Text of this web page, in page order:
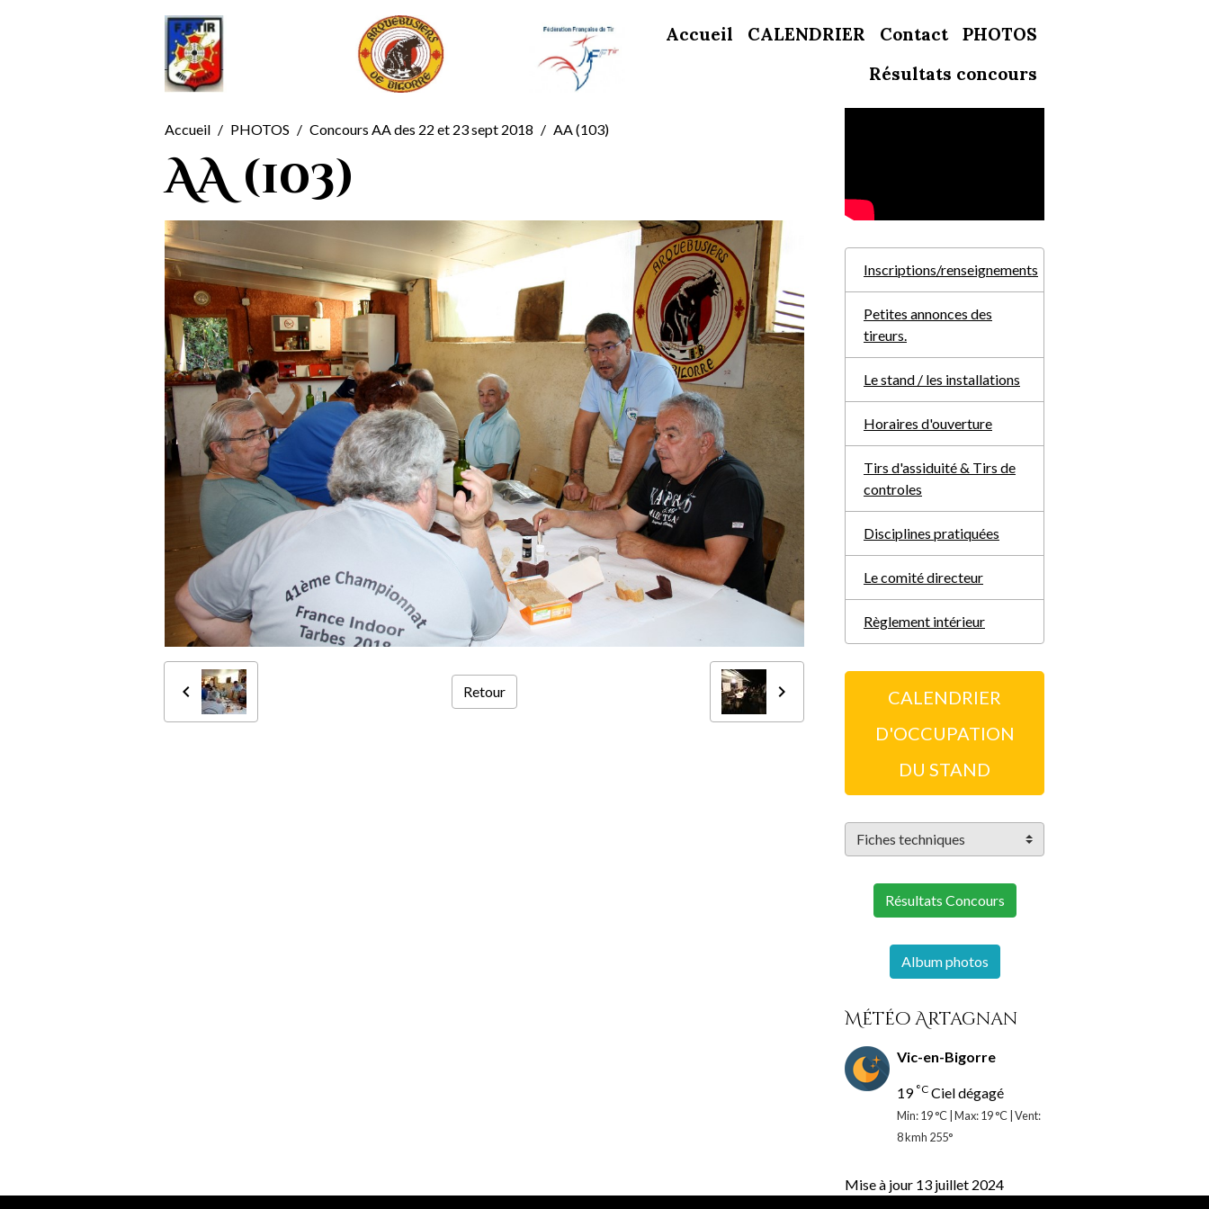
Accueil CALENDRIER Contact
PHOTOS
Résultats concours
Accueil PHOTOS Concours AA des 22 et 23 sept 2018 AA (103)
AA (103)
Retour
Inscriptions/renseignements
Petites annonces des
tireurs.
Le stand / les installations
Horaires d'ouverture
Tirs d'assiduité & Tirs de
controles
Disciplines pratiquées
Le comité directeur
Règlement intérieur
CALENDRIER
D'OCCUPATION
DU STAND
Résultats Concours
Album photos
Météo Artagnan
Vic-en-Bigorre
19 °C Ciel dégagé
Min: 19 °C | Max: 19 °C | Vent:
8 kmh 255°
Mise à jour 13 juillet 2024